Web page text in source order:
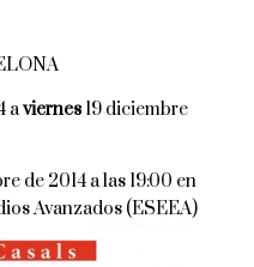
aviernes19 diciembre
de 2014 a las 19:00 en
Avanzados (ESEEA)